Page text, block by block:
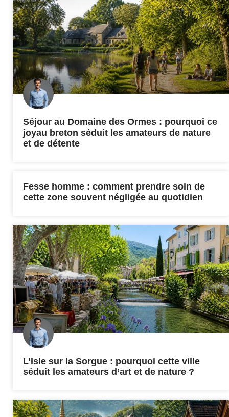
Séjour au Domaine des Ormes : pourquoi ce
joyau breton séduit les amateurs de nature
et de détente
Fesse homme : comment prendre soin de
cette zone souvent négligée au quotidien
L’Isle sur la Sorgue : pourquoi cette ville
séduit les amateurs d’art et de nature ?